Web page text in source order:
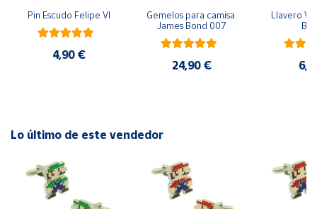
Ubicación
Península
Melilla
Pin Escudo Felipe VI
4,90 €
Gemelos para camisa
James Bond 007
24,90 €
Llavero
Lo último de este vendedor